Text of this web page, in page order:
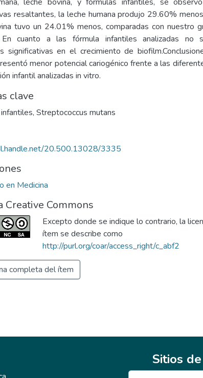
resaltantes, la leche humana produjo 29.60%
tuvo un 24.01% menos, comparadas con nuestro
cuanto a las fórmula infantiles analizadas no
significativas en el crecimiento de
menor potencial cariogénico frente a las
infantil analizadas in vitro.
clave
, Streptococcus mutans
20.500.13028/3335
en Medicina
Creative Commons
Excepto donde se indique lo contrario, la
ítem se describe como
http://purl.org/coar/access_right/c_abf2
completa del ítem
Sitios